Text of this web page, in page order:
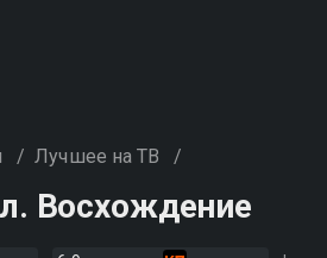
/ Лучшее на ТВ /
Восхождение